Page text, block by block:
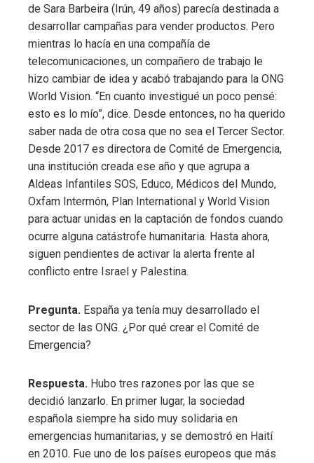
de Sara Barbeira (Irún, 49 años) parecía destinada a
desarrollar campañas para vender productos. Pero
mientras lo hacía en una compañía de
telecomunicaciones, un compañero de trabajo le
hizo cambiar de idea y acabó trabajando para la ONG
World Vision. “En cuanto investigué un poco pensé:
esto es lo mío”, dice. Desde entonces, no ha querido
saber nada de otra cosa que no sea el Tercer Sector.
Desde 2017 es directora de Comité de Emergencia,
una institución creada ese año y que agrupa a
Aldeas Infantiles SOS, Educo, Médicos del Mundo,
Oxfam Intermón, Plan International y World Vision
para actuar unidas en la captación de fondos cuando
ocurre alguna catástrofe humanitaria. Hasta ahora,
siguen pendientes de activar la alerta frente al
conflicto entre Israel y Palestina.
Pregunta. España ya tenía muy desarrollado el
sector de las ONG. ¿Por qué crear el Comité de
Emergencia?
Respuesta. Hubo tres razones por las que se
decidió lanzarlo. En primer lugar, la sociedad
española siempre ha sido muy solidaria en
emergencias humanitarias, y se demostró en Haití
en 2010. Fue uno de los países europeos que más